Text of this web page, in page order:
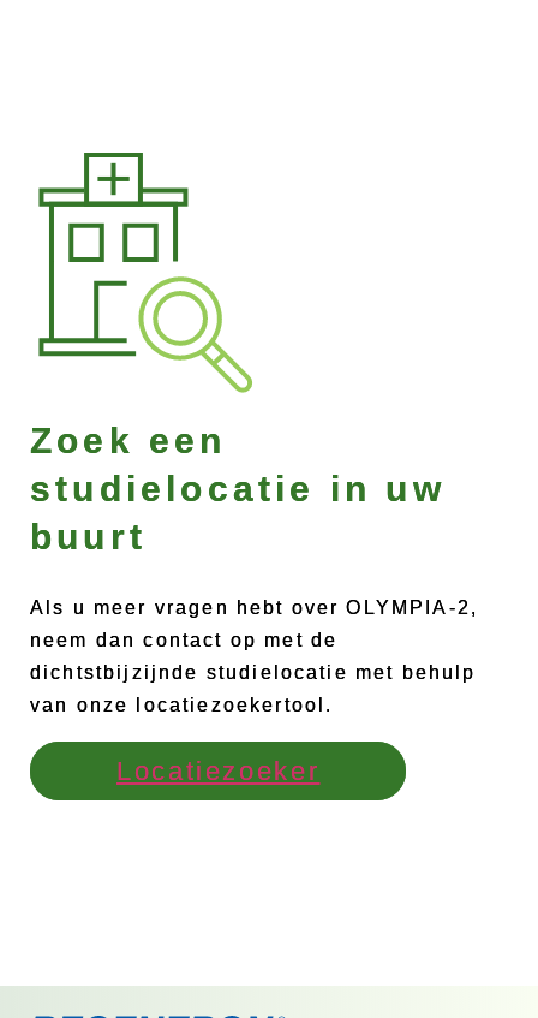
Zoek een
studielocatie in uw
buurt
Als u meer vragen hebt over OLYMPIA-2,
neem dan contact op met de
dichtstbijzijnde studielocatie met behulp
van onze locatiezoekertool.
Locatiezoeker